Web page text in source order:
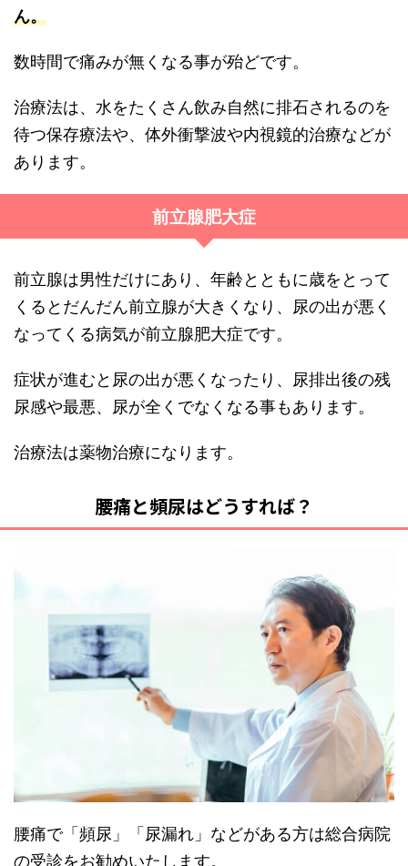
ん。
数時間で痛みが無くなる事が殆どです。
治療法は、水をたくさん飲み自然に排石されるのを
待つ保存療法や、体外衝撃波や内視鏡的治療などが
あります。
前立腺肥大症
前立腺は男性だけにあり、年齢とともに歳をとって
くるとだんだん前立腺が大きくなり、尿の出が悪く
なってくる病気が前立腺肥大症です。
症状が進むと尿の出が悪くなったり、尿排出後の残
尿感や最悪、尿が全くでなくなる事もあります。
治療法は薬物治療になります。
腰痛と頻尿はどうすれば？
腰痛で「頻尿」「尿漏れ」などがある方は総合病院
の受診をお勧めいたします。